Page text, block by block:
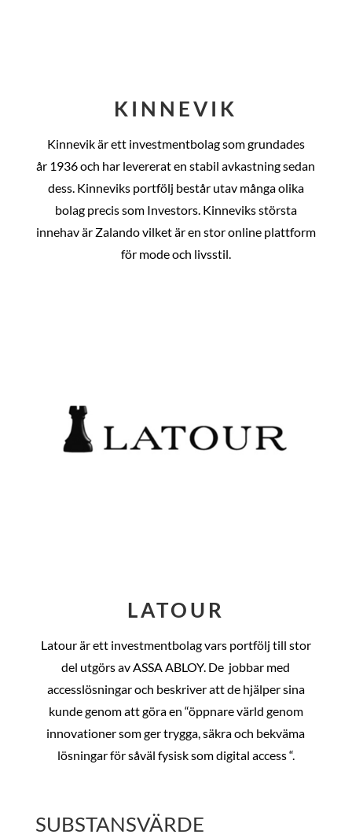
KINNEVIK
Kinnevik är ett investmentbolag som grundades
år 1936 och har levererat en stabil avkastning sedan
dess. Kinneviks portfölj består utav många olika
bolag precis som Investors. Kinneviks största
innehav är Zalando vilket är en stor online plattform
för mode och livsstil.
LATOUR
Latour är ett investmentbolag vars portfölj till stor
del utgörs av ASSA ABLOY. De jobbar med
accesslösningar och beskriver att de hjälper sina
kunde genom att göra en “öppnare värld genom
innovationer som ger trygga, säkra och bekväma
lösningar för såväl fysisk som digital access “.
SUBSTANSVÄRDE